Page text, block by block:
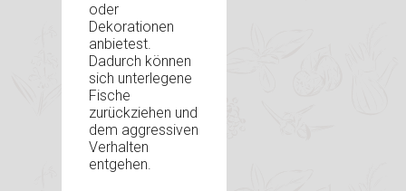
oder
Dekorationen
anbietest.
Dadurch können
sich unterlegene
Fische
zurückziehen und
dem aggressiven
Verhalten
entgehen.